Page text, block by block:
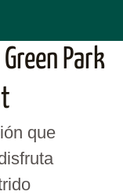
Park
que